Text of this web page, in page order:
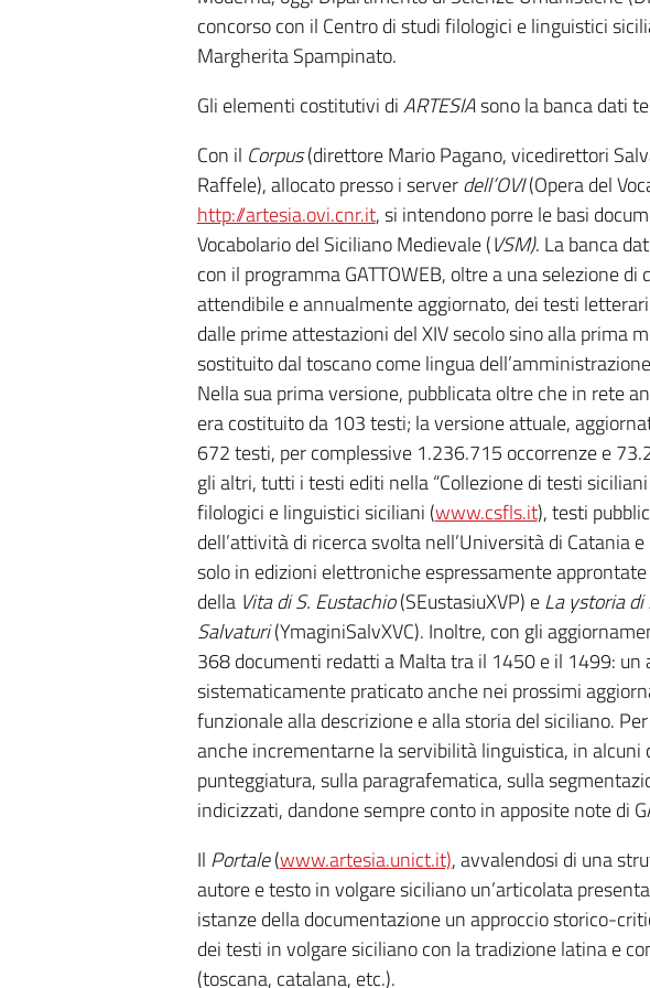
concorso con il Centro di studi filologici e linguistici
Margherita Spampinato.
Gli elementi costitutivi diARTESIAsono la banca dati
Con il Corpus(direttore Mario Pagano, vicedirettori
Raffele), allocato presso i serverdell’OVI(Opera del
http://artesia.ovi.cnr.it, si intendono porre le basi
Vocabolario del Siciliano Medievale (VSM). La banca
con il programma GATTOWEB, oltre a una selezione
attendibile e annualmente aggiornato, dei testi
dalle prime attestazioni del XIV secolo sino alla prima
sostituito dal toscano come lingua
Nella sua prima versione, pubblicata oltre che in rete
era costituito da 103 testi; la versione attuale,
672 testi, per complessive 1.236.715 occorrenze e
gli altri, tutti i testi editi nella “Collezione di testi
filologici e linguistici siciliani (www.csfls.it), testi
dell’attività di ricerca svolta nell’Università di Catania
solo in edizioni elettroniche espressamente
della Vita di S. Eustachio(SEustasiuXVP) eLa ystoria
Salvaturi(YmaginiSalvXVC). Inoltre, con gli
368 documenti redatti a Malta tra il 1450 e il 1499:
sistematicamente praticato anche nei prossimi
funzionale alla descrizione e alla storia del siciliano.
anche incrementarne la servibilità linguistica, in alcuni
punteggiatura, sulla paragrafematica, sulla
indicizzati, dandone sempre conto in apposite note di
Il Portale(www.artesia.unict.it), avvalendosi di una
autore e testo in volgare siciliano un’articolata
istanze della documentazione un approccio storico-
dei testi in volgare siciliano con la tradizione latina e
(toscana, catalana, etc.).